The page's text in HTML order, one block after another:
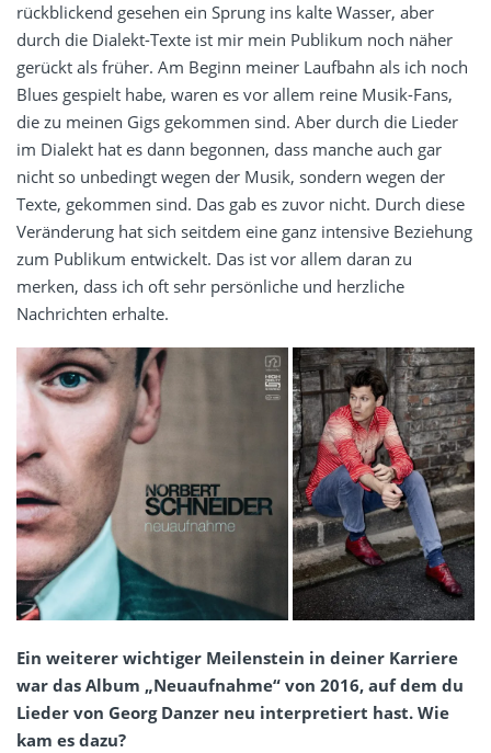
rückblickend gesehen ein Sprung ins kalte Wasser, aber
durch die Dialekt-Texte ist mir mein Publikum noch näher
gerückt als früher. Am Beginn meiner Laufbahn als ich noch
Blues gespielt habe, waren es vor allem reine Musik-Fans,
die zu meinen Gigs gekommen sind. Aber durch die Lieder
im Dialekt hat es dann begonnen, dass manche auch gar
nicht so unbedingt wegen der Musik, sondern wegen der
Texte, gekommen sind. Das gab es zuvor nicht. Durch diese
Veränderung hat sich seitdem eine ganz intensive Beziehung
zum Publikum entwickelt. Das ist vor allem daran zu
merken, dass ich oft sehr persönliche und herzliche
Nachrichten erhalte.
Ein weiterer wichtiger Meilenstein in deiner Karriere
war das Album „Neuaufnahme“ von 2016, auf dem du
Lieder von Georg Danzer neu interpretiert hast. Wie
kam es dazu?